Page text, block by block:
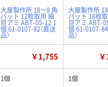
大屋製作所 18ー8 角
バット 12枚取用 細
目アミ ABT-05-12 1
個 61-0107-82（直送
品）
大屋製作所
バット 18枚
目アミ ABT-
個 61-0107-84
品）
￥1,755
1個 1個